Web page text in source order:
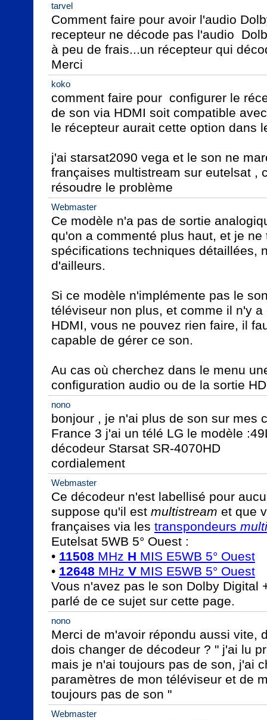
tarvel
Comment faire pour avoir l'audio
recepteur ne décode pas l'audio
à peu de frais...un récepteur qui
Merci
koko
comment faire pour  configurer le
de son via HDMI soit compatible
le récepteur aurait cette option dans
j'ai starsat2090 vega et le son ne
françaises multistream sur eutelsat ,
résoudre le problème
Webmaster
Ce modèle n'a pas de sortie
qu'on a commenté plus haut, et je ne
spécifications techniques détaillées,
d'ailleurs.
Si ce modèle n'implémente pas le
téléviseur non plus, et comme il n'y
HDMI, vous ne pouvez rien faire, il
capable de gérer ce son.
Au cas où cherchez dans le menu
configuration audio ou de la sortie
nono
bonjour , je n'ai plus de son sur mes
France 3 j'ai un télé LG le modèle
décodeur Starsat SR-4070HD
cordialement
Webmaster
Ce décodeur n'est labellisé pour
suppose qu'il est multistream et que
françaises via les transpondeurs
Eutelsat 5WB 5° Ouest :
• 11508 MHz H MIS E5WB 5° Ouest
• 12648 MHz V MIS E5WB 5° Ouest
Vous n'avez pas le son Dolby Digital
parlé de ce sujet sur cette page.
nono
Merci de m'avoir répondu aussi vite,
dois changer de décodeur ? " j'ai lu
mais je n'ai toujours pas de son, j'ai
paramètres de mon téléviseur et de
toujours pas de son "
Webmaster